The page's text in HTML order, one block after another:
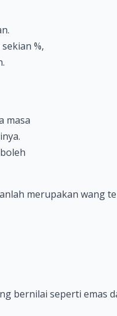
%,
masa
merupakan wang
bernilai seperti emas